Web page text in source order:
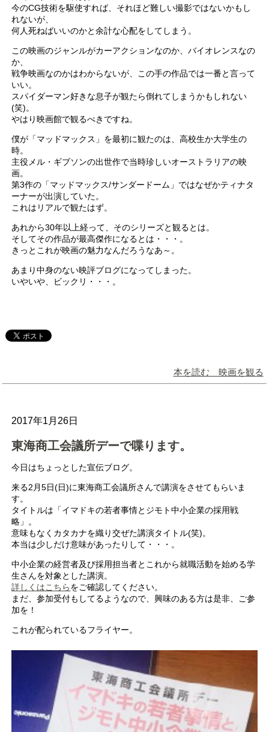
今のCG技術を駆使すれば、それほど難しい撮影ではないかもし
れないが、
何人死ねばいいのかと余計な心配をしてしまう。
この映画のジャンルがカーアクションなのか、バイオレンスなの
か、
戦争映画なのかはわからないが、この手の作品では一番と言って
いい。
スパイダーマン好きな息子が観たら倒れてしまうかもしれない
(笑)。
やはり映画館で観るべきですね。
僕が「マッドマックス」を最初に観たのは、高校生か大学生の
時。
主役メル・ギブソンの出世作で当時珍しいオーストラリアの映
画。
第3作の「マッドマックス/サンダードーム」ではなぜかティナタ
ーナーが出演していた。
これはリアルで観たはず。
あれから30年以上経って、そのシリーズと観るとは。
そしてその作品が最高傑作になるとは・・・。
きっとこれが映画の魅力なんだろうなあ～。
あまり中身のない映評ブログになってしまった。
いやいや、ビックリ・・・。
本を読む 映画を観る
2017年1月26日
東海商工会議所デーで喋ります。
今日はちょっとした宣伝ブログ。
来る2月5日(日)に東海商工会議所さんで講演をさせてもらいま
す。
タイトルは「イマドキの若者事情とジモト中小企業の採用戦
略」。
意味もなくカタカナを織り交ぜた講演タイトル(笑)。
本当は少しだけ意味があったりして・・・。
中小企業の経営者及び採用担当者とこれから就職活動を始める学
生さんを対象とした講演。
詳しくはこちらをご確認してください。
まだ、参加受付もしてるようなので、興味のある方は是非、ご参
加を！
これが配られているフライヤー。